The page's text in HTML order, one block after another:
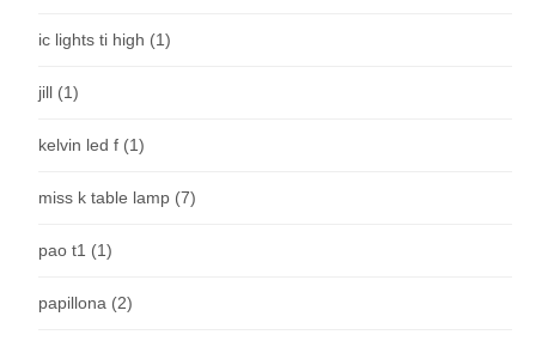
ic lights ti high (1)
jill (1)
kelvin led f (1)
miss k table lamp (7)
pao t1 (1)
papillona (2)